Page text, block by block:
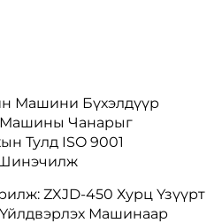
Машини Бүхэлдүүр
Машины Чанарыг
Тулд ISO 9001
ZXJD-450 Хурц Үзүүрт
Машинаар